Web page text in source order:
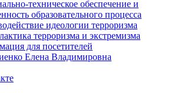
техническое обеспечение и
образовательного процесса
идеологии терроризма
терроризма и экстремизма
для посетителей
Елена Владимировна